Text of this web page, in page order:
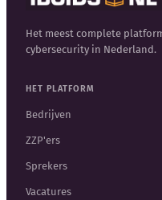
Het meest complete
cybersecurity in Nederland.
HET PLATFORM
Bedrijven
ZZP'ers
Sprekers
Vacatures